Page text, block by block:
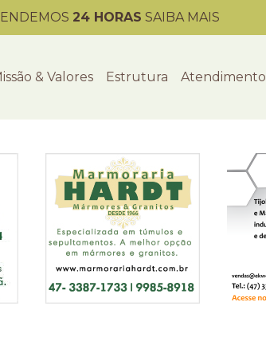
24 HORAS SAIBA MAIS
& Valores Estrutura Atendimento